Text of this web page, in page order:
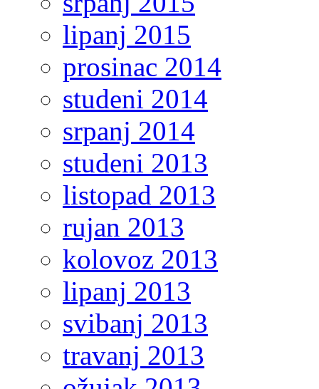
lipanj 2015
prosinac 2014
studeni 2014
srpanj 2014
studeni 2013
listopad 2013
rujan 2013
kolovoz 2013
lipanj 2013
svibanj 2013
travanj 2013